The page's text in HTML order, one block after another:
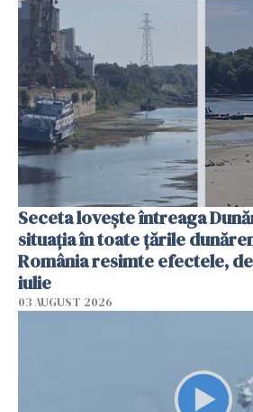
Seceta lovește întreaga
situația în toate țările
România resimte efectele,
iulie
03 AUGUST 2026